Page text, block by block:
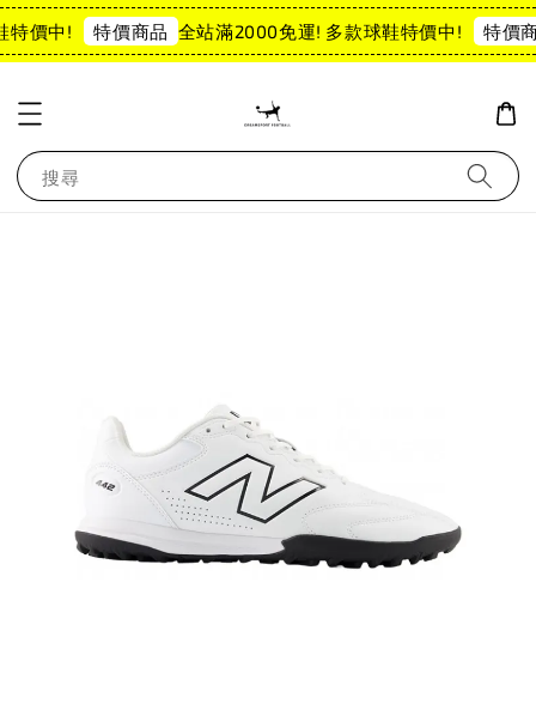
價中! 特價商品 全站滿2000免運! 多款球鞋特價中! 特價商
搜尋